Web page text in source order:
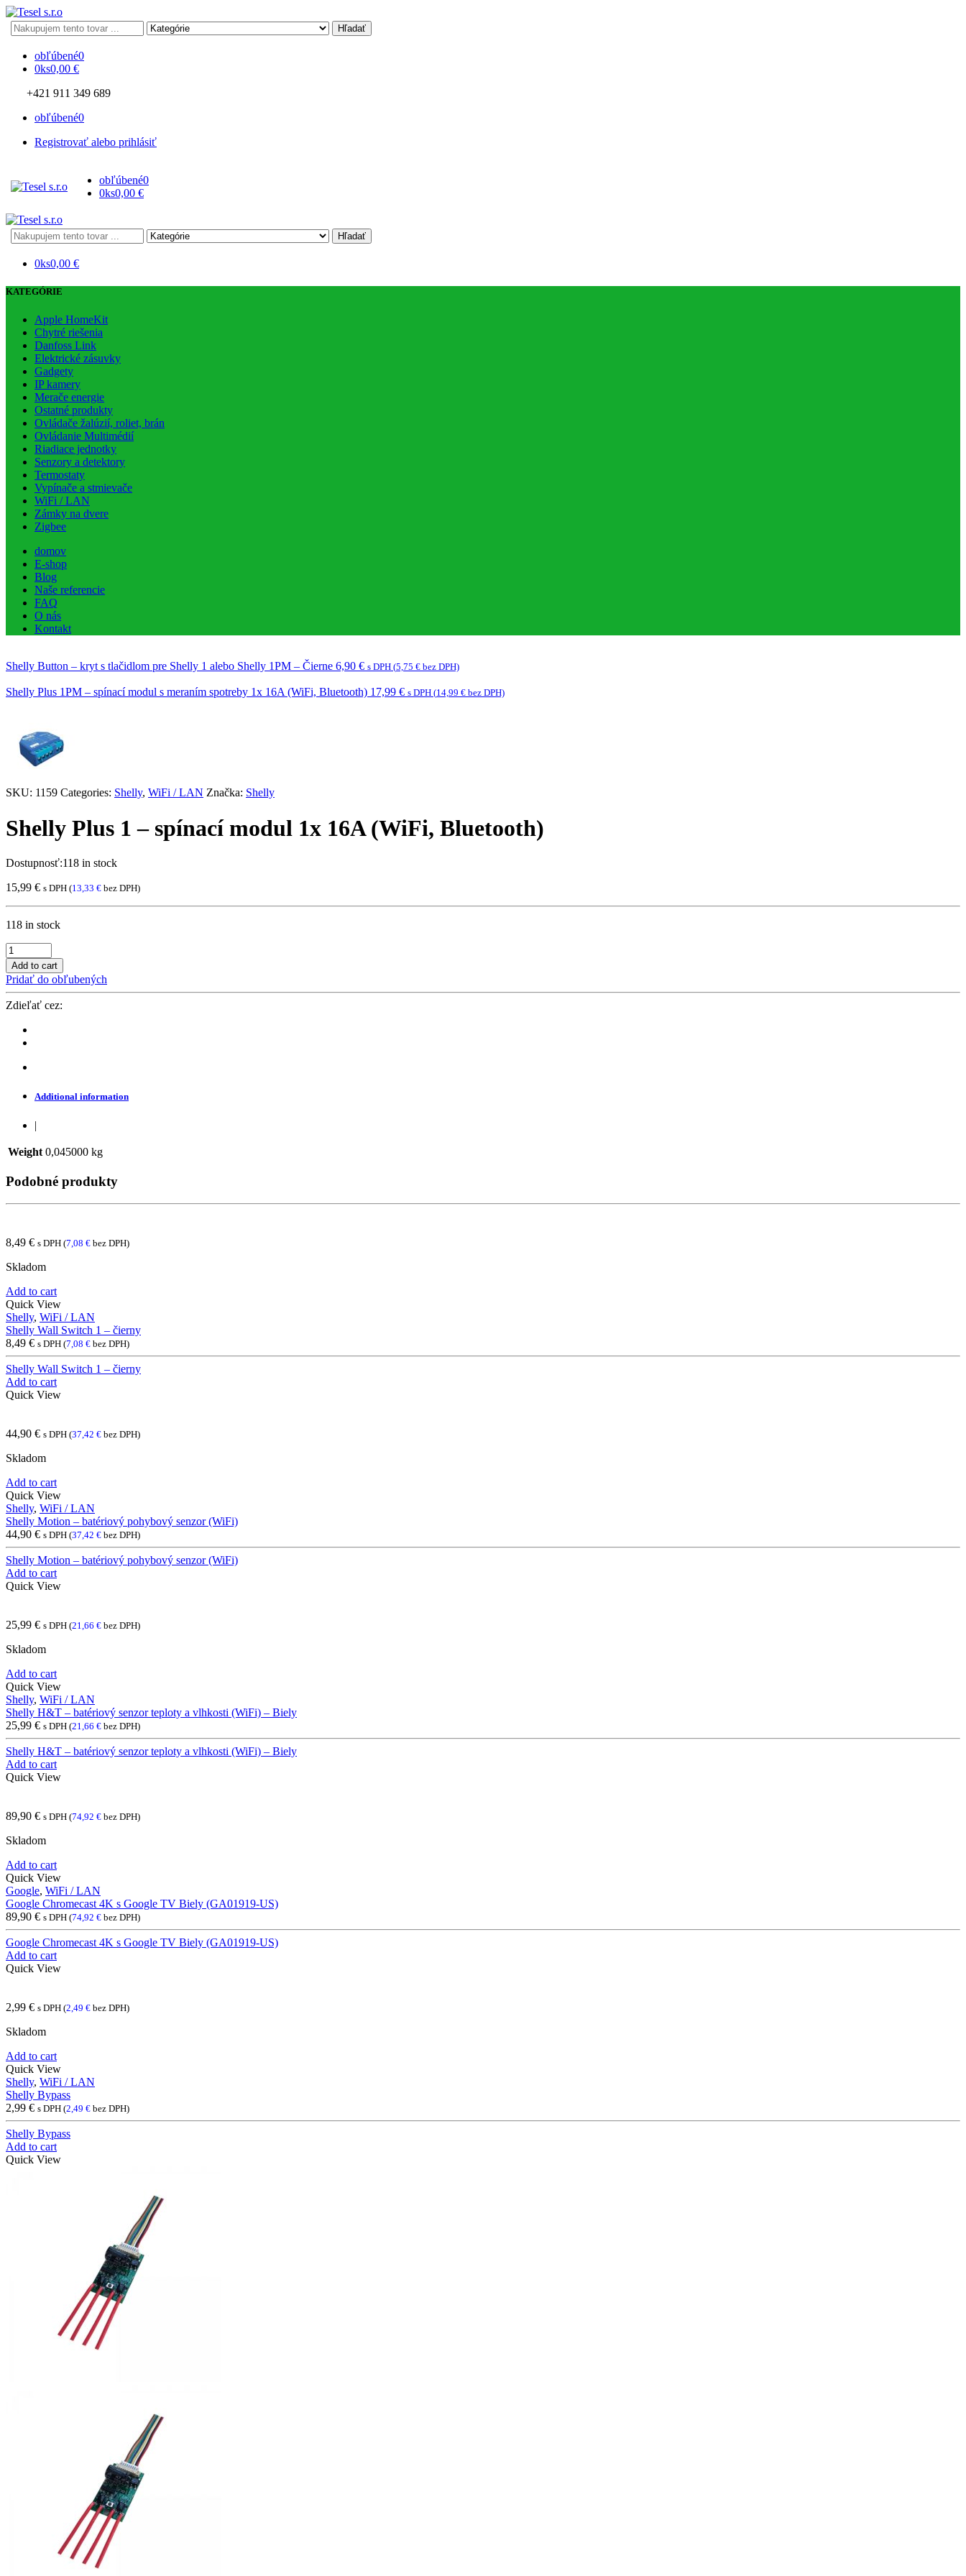
Search
here
obľúbené0
0ks0,00 €
+421 911 349 689
obľúbené0
Registrovať alebo prihlásiť
obľúbené0
0ks0,00 €
Search
here
0ks0,00 €
KATEGÓRIE
Apple HomeKit
Chytré riešenia
Danfoss Link
Elektrické zásuvky
Gadgety
IP kamery
Merače energie
Ostatné produkty
Ovládače žalúzií, roliet, brán
Ovládanie Multimédií
Riadiace jednotky
Senzory a detektory
Termostaty
Vypínače a stmievače
WiFi / LAN
Zámky na dvere
Zigbee
domov
E-shop
Blog
Naše referencie
FAQ
O nás
Kontakt
Shelly Button – kryt s tlačidlom pre Shelly 1 alebo Shelly 1PM – Čierne 6,90 € s DPH (5,75 € bez DPH)
Shelly Plus 1PM – spínací modul s meraním spotreby 1x 16A (WiFi, Bluetooth) 17,99 € s DPH (14,99 € bez DPH)
SKU: 1159 Categories: Shelly, WiFi / LAN Značka: Shelly
Shelly Plus 1 – spínací modul 1x 16A (WiFi, Bluetooth)
Dostupnosť:118 in stock
15,99 € s DPH (13,33 € bez DPH)
118 in stock
Shelly
Plus
1
-
spínací
modul
16A
Bluetooth)
Add to cart
Pridať do obľubených
Zdieľať cez:
Additional information
|
Weight 0,045000 kg
Podobné produkty
8,49 € s DPH (7,08 € bez DPH)
Skladom
Add to cart
Quick View
Shelly, WiFi / LAN
Shelly Wall Switch 1 – čierny
8,49 € s DPH (7,08 € bez DPH)
Shelly Wall Switch 1 – čierny
Add to cart
Quick View
44,90 € s DPH (37,42 € bez DPH)
Skladom
Add to cart
Quick View
Shelly, WiFi / LAN
Shelly Motion – batériový pohybový senzor (WiFi)
44,90 € s DPH (37,42 € bez DPH)
Shelly Motion – batériový pohybový senzor (WiFi)
Add to cart
Quick View
25,99 € s DPH (21,66 € bez DPH)
Skladom
Add to cart
Quick View
Shelly, WiFi / LAN
Shelly H&T – batériový senzor teploty a vlhkosti (WiFi) – Biely
25,99 € s DPH (21,66 € bez DPH)
Shelly H&T – batériový senzor teploty a vlhkosti (WiFi) – Biely
Add to cart
Quick View
89,90 € s DPH (74,92 € bez DPH)
Skladom
Add to cart
Quick View
Google, WiFi / LAN
Google Chromecast 4K s Google TV Biely (GA01919-US)
89,90 € s DPH (74,92 € bez DPH)
Google Chromecast 4K s Google TV Biely (GA01919-US)
Add to cart
Quick View
2,99 € s DPH (2,49 € bez DPH)
Skladom
Add to cart
Quick View
Shelly, WiFi / LAN
Shelly Bypass
2,99 € s DPH (2,49 € bez DPH)
Shelly Bypass
Add to cart
Quick View